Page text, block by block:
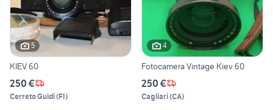
5
KIEV 60
250 €
Cerreto Guidi(FI)
4
Fotocamera Vintage Kiev 60
250 €
Cagliari(CA)